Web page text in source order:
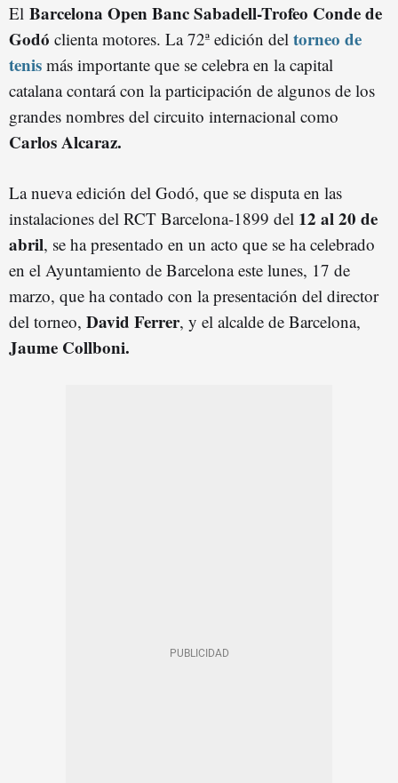
El Barcelona Open Banc Sabadell-Trofeo Conde de
Godó clienta motores. La 72ª edición del torneo de
tenis más importante que se celebra en la capital
catalana contará con la participación de algunos de los
grandes nombres del circuito internacional como
Carlos Alcaraz.
La nueva edición del Godó, que se disputa en las
instalaciones del RCT Barcelona-1899 del 12 al 20 de
abril, se ha presentado en un acto que se ha celebrado
en el Ayuntamiento de Barcelona este lunes, 17 de
marzo, que ha contado con la presentación del director
del torneo, David Ferrer, y el alcalde de Barcelona,
Jaume Collboni.